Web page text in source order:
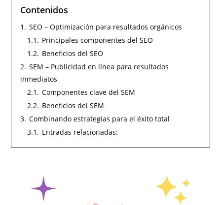
Contenidos
1. SEO – Optimización para resultados orgánicos
1.1. Principales componentes del SEO
1.2. Beneficios del SEO
2. SEM – Publicidad en línea para resultados
inmediatos
2.1. Componentes clave del SEM
2.2. Beneficios del SEM
3. Combinando estrategias para el éxito total
3.1. Entradas relacionadas: